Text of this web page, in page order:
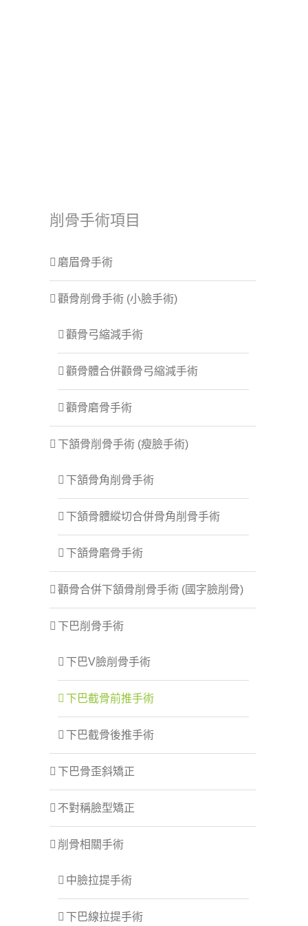
削骨手術項目
磨眉骨手術
顴骨削骨手術 (小臉手術)
顴骨弓縮減手術
顴骨體合併顴骨弓縮減手術
顴骨磨骨手術
下頷骨削骨手術 (瘦臉手術)
下頷骨角削骨手術
下頷骨體縱切合併骨角削骨手術
下頷骨磨骨手術
顴骨合併下頷骨削骨手術 (國字臉削骨)
下巴削骨手術
下巴V臉削骨手術
下巴截骨前推手術
下巴截骨後推手術
下巴骨歪斜矯正
不對稱臉型矯正
削骨相關手術
中臉拉提手術
下巴線拉提手術